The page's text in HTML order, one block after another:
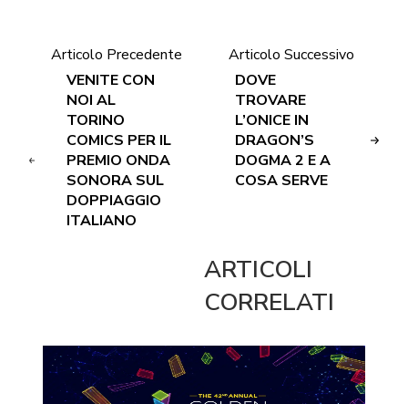
Articolo Precedente
VENITE CON
NOI AL
TORINO
COMICS PER IL
PREMIO ONDA
SONORA SUL
DOPPIAGGIO
ITALIANO
Articolo Successivo
DOVE
TROVARE
L’ONICE IN
DRAGON’S
DOGMA 2 E A
COSA SERVE
ARTICOLI
CORRELATI